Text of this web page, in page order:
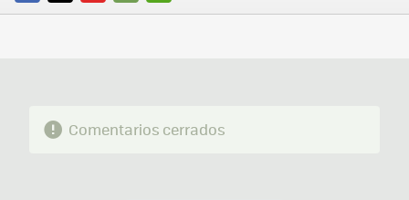
FACEBOOK
TWITTERFLIPBOARD
E-
WHATSAPP
Comentarios cerrados